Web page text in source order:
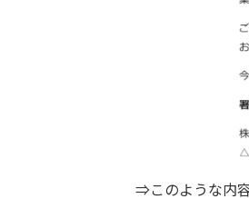
⇒このような内容